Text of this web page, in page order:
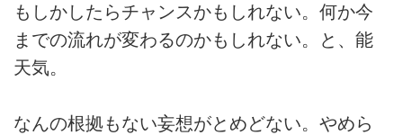
もしかしたらチャンスかもしれない。何か今
までの流れが変わるのかもしれない。と、能
天気。
なんの根拠もない妄想がとめどない。やめら